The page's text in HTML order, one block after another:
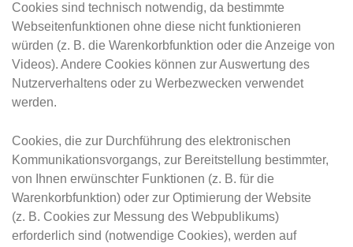
Cookies sind technisch notwendig, da bestimmte
Webseitenfunktionen ohne diese nicht funktionieren
würden (z. B. die Warenkorbfunktion oder die Anzeige von
Videos). Andere Cookies können zur Auswertung des
Nutzerverhaltens oder zu Werbezwecken verwendet
werden.
Cookies, die zur Durchführung des elektronischen
Kommunikationsvorgangs, zur Bereitstellung bestimmter,
von Ihnen erwünschter Funktionen (z. B. für die
Warenkorbfunktion) oder zur Optimierung der Website
(z. B. Cookies zur Messung des Webpublikums)
erforderlich sind (notwendige Cookies), werden auf